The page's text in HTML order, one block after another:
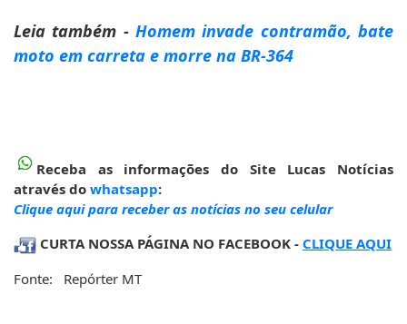
Leia também -
Homem invade contramão, bate
moto em carreta e morre na BR-364
através do
whatsapp :
Clique aqui para receber as notícias no seu celular
CURTA NOSSA PÁGINA NO FACEBOOK -